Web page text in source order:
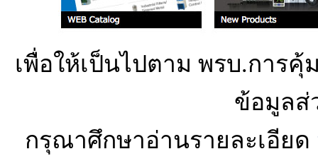
เพื่อให้เป็นไปตาม พรบ.การ
ข้อมูลส่
กรุณาศึกษาอ่านรายละเอียด